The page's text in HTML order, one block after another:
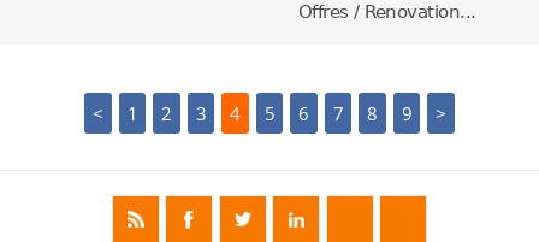
Offres / Renovation...
< 1 2 3 4 5 6 7 8 9 >